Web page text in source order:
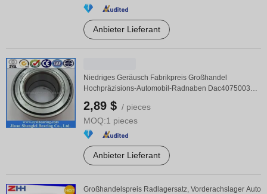
Anbieter Lieferant
Niedriges Geräusch Fabrikpreis Großhandel
Hochpräzisions-Automobil-Radnaben Dac40750037
Lager für ...
2,89 $ / pieces
MOQ:1 pieces
Anbieter Lieferant
Großhandelspreis Radlagersatz, Vorderachslager Auto